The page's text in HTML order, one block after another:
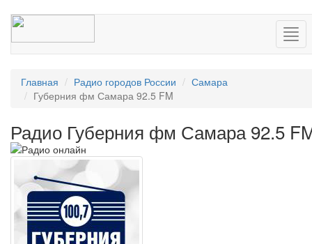
Главная Радио городов России
Самара
Губерния фм Самара 92.5 FM
Радио Губерния фм Самара 92.5